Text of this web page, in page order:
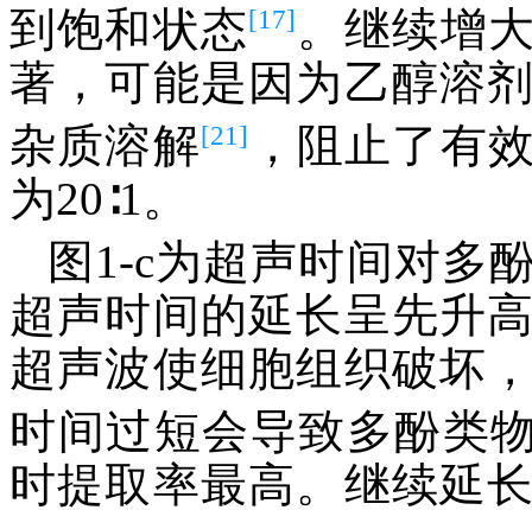
到饱和状态[17] 。继续增
著，可能是因为乙醇溶
杂质溶解[21]
，阻止了有
为20∶1。
图1-c为超声时间对多
超声时间的延长呈先升
超声波使细胞组织破坏
时间过短会导致多酚类
时提取率最高。继续延